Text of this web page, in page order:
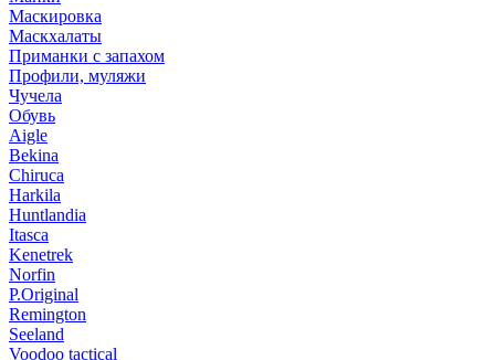
Маскировка
Маскхалаты
Приманки с запахом
Профили, муляжи
Чучела
Обувь
Aigle
Bekina
Chiruсa
Harkila
Huntlandia
Itasca
Kenetrek
Norfin
P.Original
Remington
Seeland
Voodoo tactical